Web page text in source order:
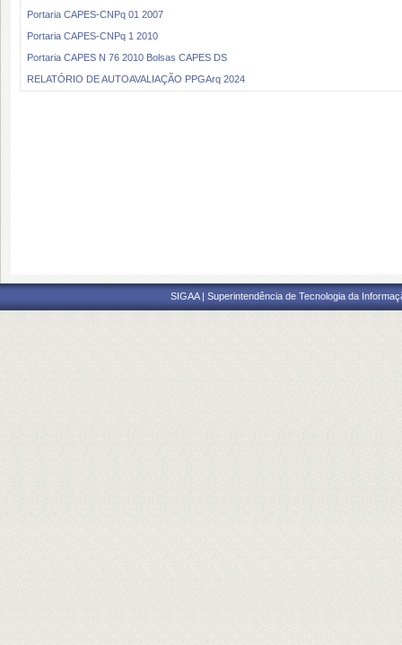
Portaria CAPES-CNPq 01 2007
Portaria CAPES-CNPq 1 2010
Portaria CAPES N 76 2010 Bolsas CAPES DS
RELATÓRIO DE AUTOAVALIAÇÃO PPGArq 2024
SIGAA | Superintendência de Tecnologia da